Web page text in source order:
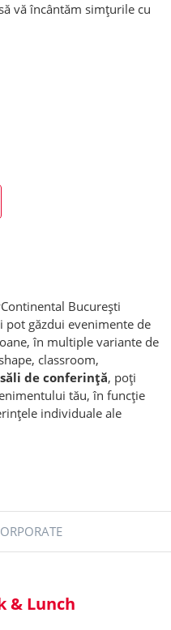
vă încântăm simțurile cu
București
pot găzdui evenimente de
în multiple variante de
classroom,
de conferință, poți
tău, în funcție
individuale ale
& Lunch